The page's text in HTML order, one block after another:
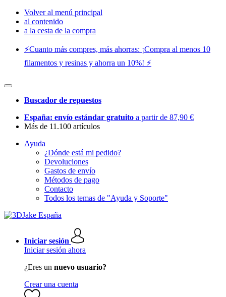
Volver al menú principal
al contenido
a la cesta de la compra
⚡️Cuanto más compres, más ahorras: ¡Compra al menos 10
filamentos y resinas y ahorra un 10%! ⚡️
Buscador de repuestos
España: envío estándar gratuito a partir de 87,90 €
Más de 11.100 artículos
Ayuda
¿Dónde está mi pedido?
Devoluciones
Gastos de envío
Métodos de pago
Contacto
Todos los temas de "Ayuda y Soporte"
Iniciar sesión
Iniciar sesión ahora
¿Eres un nuevo usuario?
Crear una cuenta